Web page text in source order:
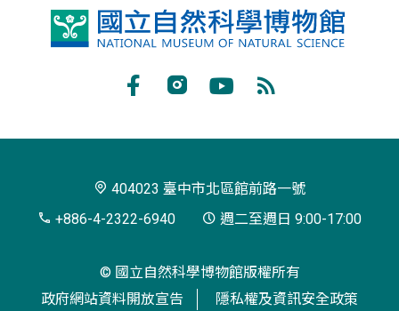
國
博
閱
404023 臺中市北區館前路一號
+886-4-2322-6940
週二至週日 9:00-17:00
© 國立自然科學博物館版權所有
政府網站資料開放宣告
隱私權及資訊安全政策